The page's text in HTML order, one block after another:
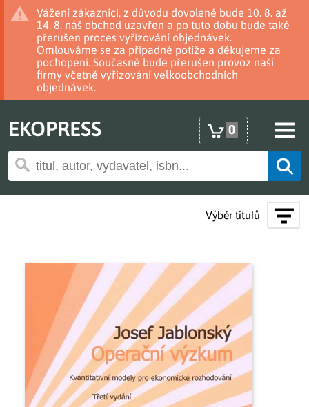
Vážení zákazníci, z důvodu dovolené bude 10. 8. až
14. 8. náš obchod uzavřen a po tuto dobu bude také
přerušen proces vyřizování objednávek.
Omlouváme se za případné potíže a děkujeme za
pochopení. Současně bude přerušen provoz naší
firmy včetně vyřizování velkoobchodních
objednávek.
EKOPRESS 0
Výběr titulů